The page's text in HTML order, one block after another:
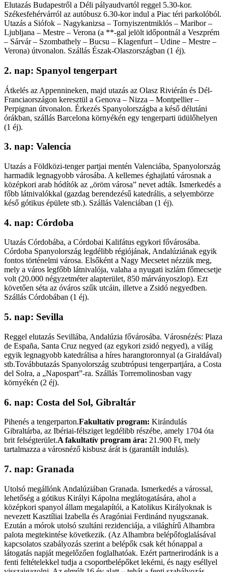
Elutazás Budapestről a Déli pályaudvartól reggel 5.30-kor.
Székesfehérvárról az autóbusz 6.30-kor indul a Piac téri parkolóból.
Utazás a Siófok – Nagykanizsa – Tornyiszentmiklós – Maribor –
Ljubljana – Mestre – Verona (a **-gal jelölt időpontnál a Veszprém
– Sárvár – Szombathely – Bucsu – Klagenfurt – Udine – Mestre –
Verona) útvonalon. Szállás Észak-Olaszországban (1 éj).
2. nap: Spanyol tengerpart
Átkelés az Appennineken, majd utazás az Olasz Riviérán és Dél-
Franciaországon keresztül a Genova – Nizza – Montpellier –
Perpignan útvonalon. Érkezés Spanyolországba a késő délutáni
órákban, szállás Barcelona környékén egy tengerparti üdülőhelyen
(1 éj).
3. nap: Valencia
Utazás a Földközi-tenger partjai mentén Valenciába, Spanyolország
harmadik legnagyobb városába. A kellemes éghajlatú városnak a
középkori arab hódítók az „öröm városa” nevet adták. Ismerkedés a
főbb látnivalókkal (gazdag berendezésű katedrális, a selyembörze
késő gótikus épülete stb.). Szállás Valenciában (1 éj).
4. nap: Córdoba
Utazás Córdobába, a Córdobai Kalifátus egykori fővárosába.
Córdoba Spanyolország legdélibb régiójának, Andalúziának egyik
fontos történelmi városa. Elsőként a Nagy Mecsetet nézzük meg,
mely a város legfőbb látnivalója, valaha a nyugati iszlám főmecsetje
volt (20.000 négyzetméter alapterület, 850 márványoszlop). Ezt
követően séta az óváros szűk utcáin, illetve a Zsidó negyedben.
Szállás Córdobában (1 éj).
5. nap: Sevilla
Reggel elutazás Sevillába, Andalúzia fővárosába. Városnézés: Plaza
de España, Santa Cruz negyed (az egykori zsidó negyed), a világ
egyik legnagyobb katedrálisa a híres harangtoronnyal (a Giraldával)
stb.Továbbutazás Spanyolország szubtrópusi tengerpartjára, a Costa
del Solra, a „Napospart”-ra. Szállás Torremolinosban vagy
környékén (2 éj).
6. nap: Costa del Sol, Gibraltár
Pihenés a tengerparton.Fakultatív program: Kirándulás
Gibraltárba, az Ibériai-félsziget legdélibb részébe, amely 1704 óta
brit felségterület.A fakultatív program ára: 21.900 Ft, mely
tartalmazza a városnéző kisbusz árát is (garantált indulás).
7. nap: Granada
Utolsó megállónk Andalúziában Granada. Ismerkedés a várossal,
lehetőség a gótikus Királyi Kápolna meglátogatására, ahol a
középkori spanyol állam megalapítói, a Katolikus Királyoknak is
nevezett Kasztíliai Izabella és Aragóniai Ferdinánd nyugszanak.
Ezután a mórok utolsó szultáni rezidenciája, a világhírű Alhambra
palota megtekintése következik. (Az Alhambra belépőfoglalásával
kapcsolatos szabályozás szerint a belépők csak két hónappal a
látogatás napját megelőzően foglalhatóak. Ezért partnerirodánk is a
fenti feltételekkel tudja a csoportbelépőket lekérni, és nagy eséllyel